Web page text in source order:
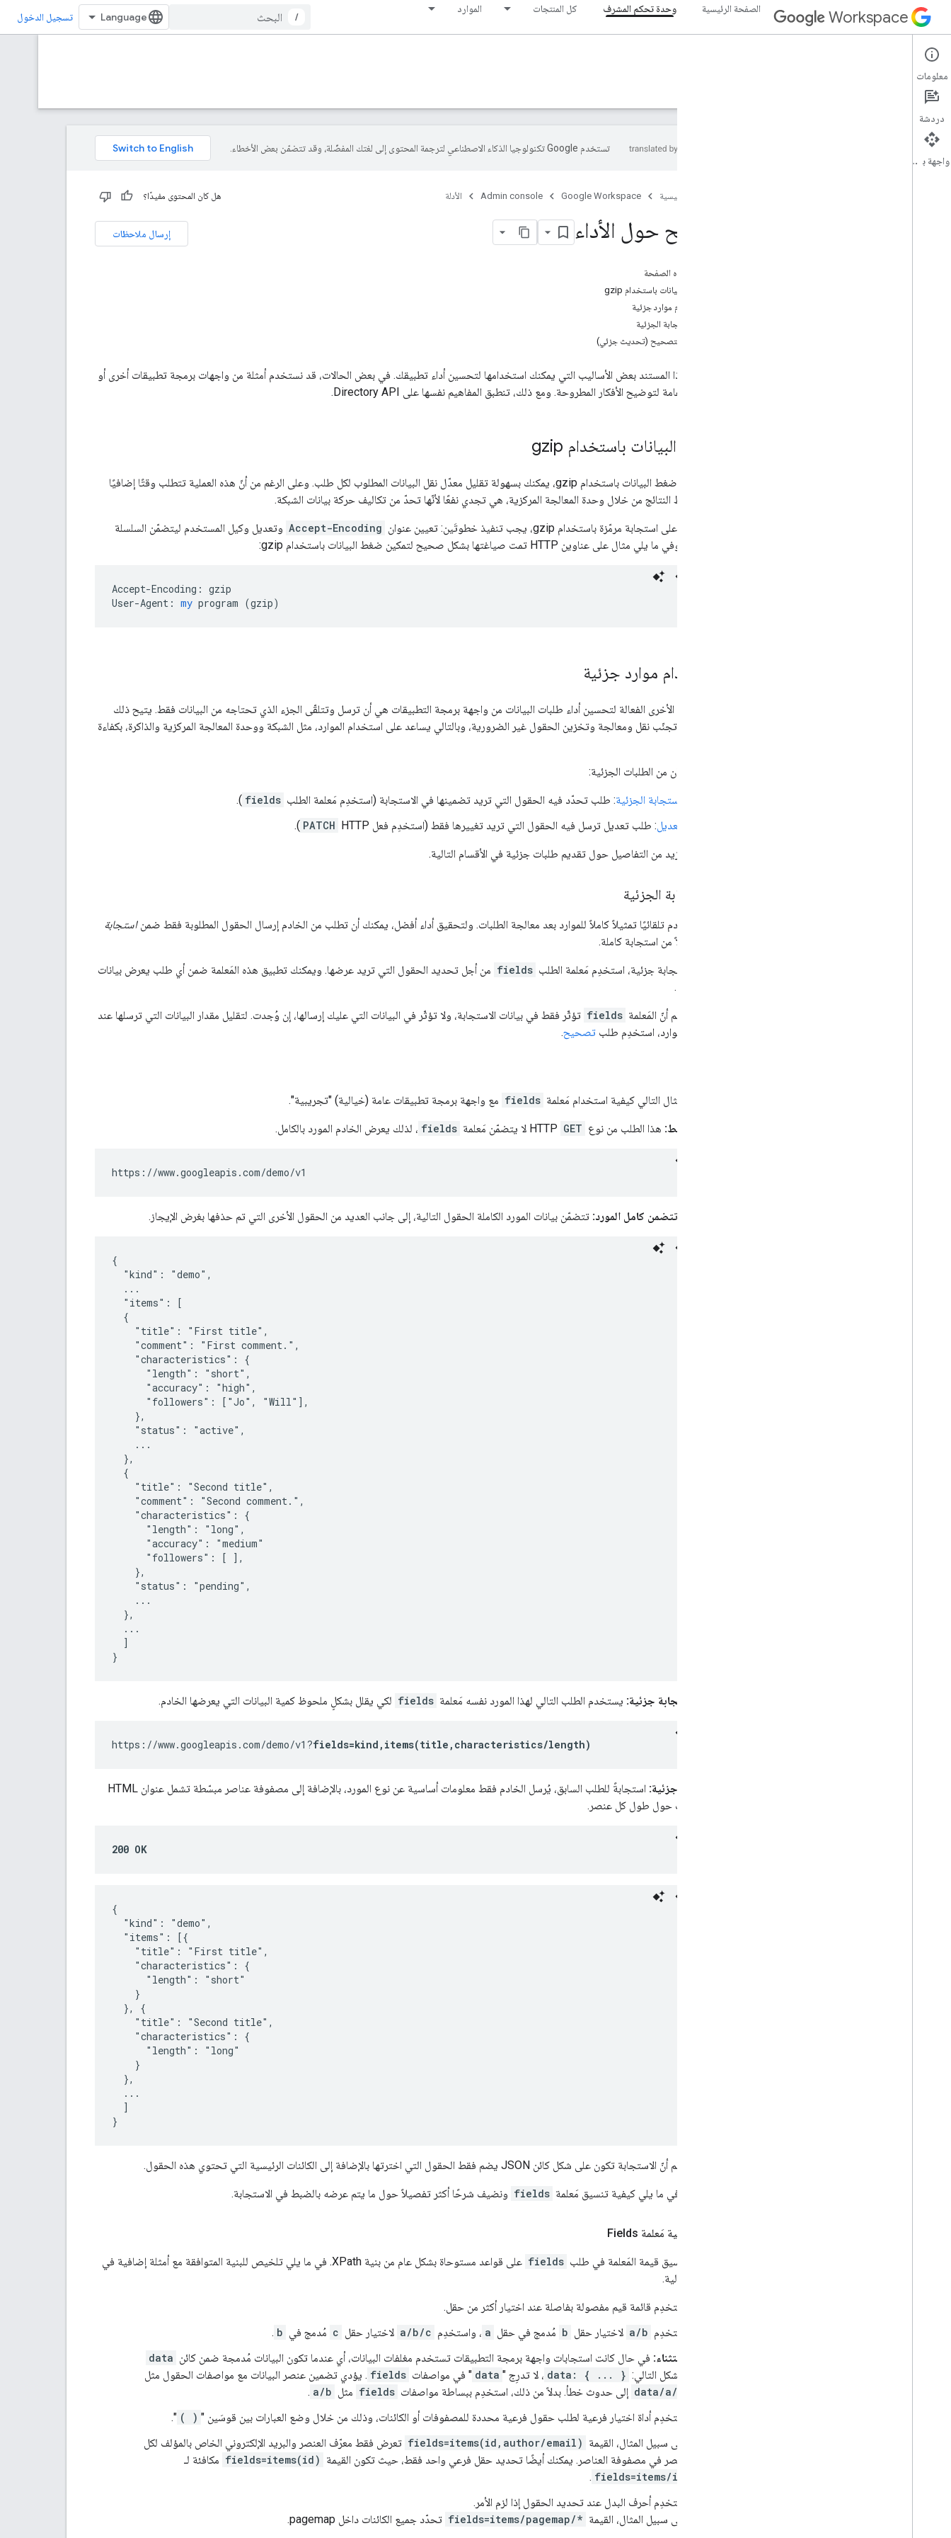
Workspace الصفحة الرئيسية وحدة تحكم المشرف كل المنتجات الموارد
/ تسجيل الدخول
Admin console
نظرة عامة
تستخدم Google تكنولوجيا الذكاء الاصطناعي لترجمة المحتوى إلى لغتك المفضّلة، وقد تتضمّن بعض الأخطاء.
الصفحة الرئيسية Google Workspace
Admin console الأدلة هل كان المحتوى مفيدًا؟
إرسال ملاحظات نصائح حول الأداء
على هذه الصفحة
ضغط البيانات باستخدام gzip
استخدام موارد جزئية
الاستجابة الجزئية
رمز التصحيح (تحديث جزئي)
يعرض هذا المستند بعض الأساليب التي يمكنك استخدامها لتحسين أداء تطبيقك. في بعض الحالات، قد نستخدم أمثلة من واجهات برمجة تطبيقات أخرى أو
واجهات عامة لتوضيح الأفكار المطروحة. ومع ذلك، تنطبق المفاهيم نفسها على Directory API.
ضغط البيانات باستخدام gzip
من خلال ضغط البيانات باستخدام gzip، يمكنك بسهولة تقليل معدّل نقل البيانات المطلوب لكل طلب. وعلى الرغم من أنّ هذه العملية تتطلب وقتًا إضافيًا
لفك ضغط النتائج من خلال وحدة المعالجة المركزية، هي تجدي نفعًا لأنّها تحدّ من تكاليف حركة بيانات الشبكة.
للحصول على استجابة مرمّزة باستخدام gzip، يجب تنفيذ خطوتَين: تعيين عنوان Accept-Encoding وتعديل وكيل المستخدم ليتضمّن السلسلة
. وفي ما يلي مثال على عناوين HTTP تمت صياغتها بشكل صحيح لتمكين ضغط البيانات باستخدام gzip:
Accept-Encoding: gzip
User-Agent: my program (gzip)
استخدام موارد جزئية
من الطرق الأخرى الفعالة لتحسين أداء طلبات البيانات من واجهة برمجة التطبيقات هي أن ترسل وتتلقّى الجزء الذي تحتاجه من البيانات فقط. يتيح ذلك
لتطبيقك تجنّب نقل ومعالجة وتخزين الحقول غير الضرورية، وبالتالي يساعد على استخدام الموارد، مثل الشبكة ووحدة المعالجة المركزية والذاكرة، بكفاءة
هناك نوعان من الطلبات الجزئية:
الاستجابة الجزئية: طلب تحدّد فيه الحقول التي تريد تضمينها في الاستجابة (استخدِم مَعلمة الطلب fields
).
التعديل: طلب تعديل ترسل فيه الحقول التي تريد تغييرها فقط (استخدِم فعل HTTP PATCH
).
تتوفر المزيد من التفاصيل حول تقديم طلبات جزئية في الأقسام التالية.
الاستجابة الجزئية
يوفّر الخادم تلقائيًا تمثيلاً كاملاً للموارد بعد معالجة الطلبات. ولتحقيق أداء أفضل، يمكنك أن تطلب من الخادم إرسال الحقول المطلوبة فقط ضمناستجابة
بدلاً من استجابة كاملة.
لطلب استجابة جزئية، استخدِم مَعلمة الطلب fields من أجل تحديد الحقول التي تريد عرضها. ويمكنك تطبيق هذه المَعلمة ضمن أي طلب يعرض بيانات
الاستجابة.
يُرجى العِلم أنّ المَعلمة fields تؤثّر فقط في بيانات الاستجابة، ولا تؤثّر في البيانات التي عليك إرسالها، إن وُجدت. لتقليل مقدار البيانات التي ترسلها عند
تعديل الموارد، استخدِم طلب تصحيح.
يعرض المثال التالي كيفية استخدام مَعلمة fields مع واجهة برمجة تطبيقات عامة (خيالية) "تجريبية".
طلب بسيط: هذا الطلب من نوع GET
fields ، لذلك يعرض الخادم المورد بالكامل.
استجابة تتضمن كامل المورد: تتضمّن بيانات المورد الكاملة الحقول التالية، إلى جانب العديد من الحقول الأخرى التي تم حذفها بغرض الإيجاز.
{
  "kind": "demo",
  ...
  "items": [
  {
    "title": "First title",
    "comment": "First comment.",
    "characteristics": {
      "length": "short",
      "accuracy": "high",
      "followers": ["Jo", "Will"],
    },
    "status": "active",
    ...
  },
  {
    "title": "Second title",
    "comment": "Second comment.",
    "characteristics": {
      "length": "long",
      "accuracy": "medium"
      "followers": [ ],
    },
    "status": "pending",
    ...
  },
  ...
  ]
}
طلب استجابة جزئية: يستخدم الطلب التالي لهذا المورد نفسه مَعلمة fields لكي يقلل بشكلٍ ملحوظ كمية البيانات التي يعرضها الخادم.
https://www.googleapis.com/demo/v1?fields=kind,items(title,characteristics/length)
استجابة جزئية:
استجابةً للطلب السابق، يُرسل الخادم فقط معلومات أساسية عن نوع المورد، بالإضافة إلى مصفوفة عناصر مبسّطة تشمل عنوان HTML
ومعلومات حول طول كل عنصر.
200 OK
{
  "kind": "demo",
  "items": [{
    "title": "First title",
    "characteristics": {
      "length": "short"
    }
  }, {
    "title": "Second title",
    "characteristics": {
      "length": "long"
    }
  },
  ...
  ]
}
يُرجى العِلم أنّ الاستجابة تكون على شكل كائن JSON يضم فقط الحقول التي اخترتها بالإضافة إلى الكائنات الرئيسية التي تحتوي هذه الحقول.
سنوضّح في ما يلي كيفية تنسيق مَعلمة fields ونضيف شرحًا أكثر تفصيلاً حول ما يتم عرضه بالضبط في الاستجابة.
ملخّص بنية مَعلمة Fields
يعتمد تنسيق قيمة المَعلمة في طلب fields
على قواعد مستوحاة بشكل عام من بنية XPath. في ما يلي تلخيص للبنية المتوافقة مع أمثلة إضافية في
الفقرة التالية.
استخدِم قائمة قيم مفصولة بفاصلة عند اختيار أكثر من حقل.
استخدِم a/b لاختيار حقل b مُدمج في حقل a ، واستخدِم a/b/c لاختيار حقل c مُدمج في b
.
استثناء: في حال كانت استجابات واجهة برمجة التطبيقات تستخدم مغلفات البيانات، أي عندما تكون البيانات مُدمجة ضمن كائن data
بالشكل التالي: data: { ... } ، لا تدرِج " data " في مواصفات fields . يؤدي تضمين عنصر البيانات مع مواصفات الحقول مثل
data/a/b إلى حدوث خطأ. بدلاً من ذلك، استخدِم ببساطة مواصفات fields مثل a/b
.
استخدِم أداة اختيار فرعية لطلب حقول فرعية محددة للمصفوفات أو الكائنات، وذلك من خلال وضع العبارات بين قوسَين " ( )
".
على سبيل المثال، القيمة fields=items(id,author/email) تعرض فقط معرّف العنصر والبريد الإلكتروني الخاص بالمؤلف لكل
عنصر في مصفوفة العناصر. يمكنك أيضًا تحديد حقل فرعي واحد فقط، حيث تكون القيمة fields=items(id) مكافئة لـ
fields=items/id
.
استخدِم أحرف البدل عند تحديد الحقول إذا لزم الأمر.
على سبيل المثال، القيمة fields=items/pagemap/* تحدّد جميع الكائنات داخل pagemap.
معلومات
دردشة
واجهة برمجة التطبيقات